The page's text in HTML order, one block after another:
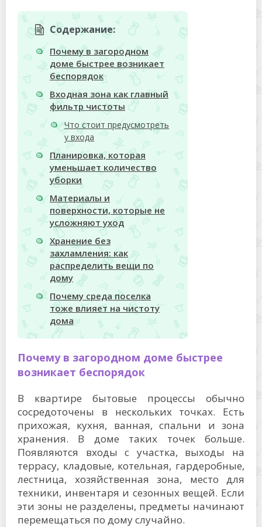
Содержание:
Почему в загородном
доме быстрее возникает
беспорядок
Входная зона как главный
фильтр чистоты
Что стоит предусмотреть
у входа
Планировка, которая
уменьшает количество
уборки
Материалы и
поверхности, которые не
усложняют уход
Хранение без
захламления: как
распределить вещи по
дому
Почему среда поселка
тоже влияет на чистоту
дома
Почему в загородном доме быстрее
возникает беспорядок
В квартире бытовые процессы обычно
сосредоточены в нескольких точках. Есть
прихожая, кухня, ванная, спальни и зона
хранения. В доме таких точек больше.
Появляются входы с участка, выходы на
террасу, кладовые, котельная, гардеробные,
лестница, хозяйственная зона, место для
техники, инвентаря и сезонных вещей. Если
эти зоны не разделены, предметы начинают
перемещаться по дому случайно.